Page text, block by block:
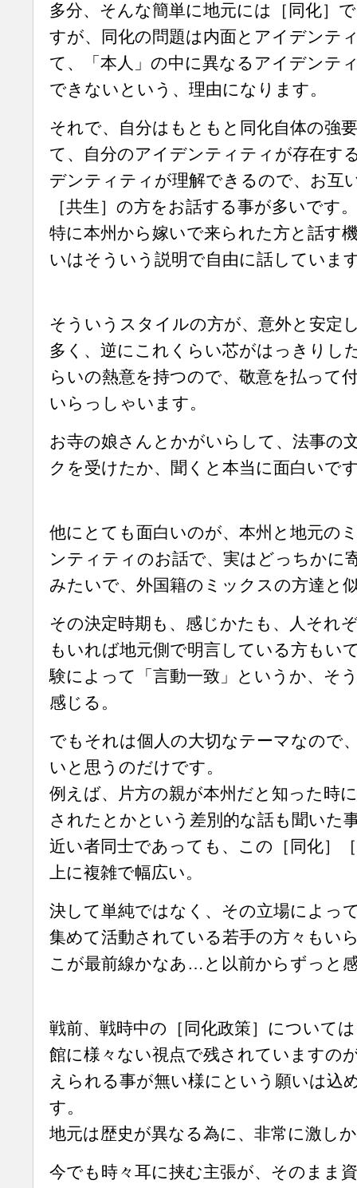
多分、そんな簡単に地元には［同化］
すが、同化の問題は内面とアイデンテ
て、「本人」の中に異なるアイデンテ
できないという、理由になります。
それで、自分はもともと同化自体の強
て、自分のアイデンティティが存在す
デンティティが理解できるので、お互
［共生］の方をお話する事が多いです。
特に本州から嫁いで来られた方と話す
いはそういう説明で自由に話していま
そういうスタイルの方が、意外と安定
多く、逆にこれくらい芯がはっきりし
らいの熱意を持つので、敬意を払って
いらっしゃいます。
お寺の娘さんとかがいらして、法事の
クを受けたか、聞くと本当に面白いで
他にとても面白いのが、本州と地元の
ンティティのお話で、実はどっちかに
みたいで、外国籍のミックスの方達と
その決定時期も、感じかたも、人それ
もいれば地元側で明言している方もい
験によって「言動一致」というか、そ
感じる。
でもそれは個人の大切なテーマなので
いと思うのだけです。
例えば、片方の親が本州だと知った時
されたとかという差別的な話も聞いた
近い者同士であっても、この［同化］
上に複雑で幅広い。
決して単純ではなく、その立場によっ
集めて活動されている若手の方々もい
こが最前線かなあ…と以前からずっと
戦前、戦時中の［同化政策］について
館に様々ない視点で残されていますの
えられる事が無い様にという願いは込
す。
地元は歴史が異なる為に、非常に激し
今でも時々耳に挟む主張が、そのまま